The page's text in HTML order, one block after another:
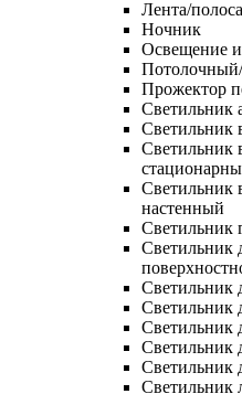
Лента/
Ночник
Освещение
Прожектор
Светильник
Светильник
Светильник
Светильник
настенный
Светильник
Светильник
Светильник
Светильник
Светильник
Светильник
Светильник
Светильник